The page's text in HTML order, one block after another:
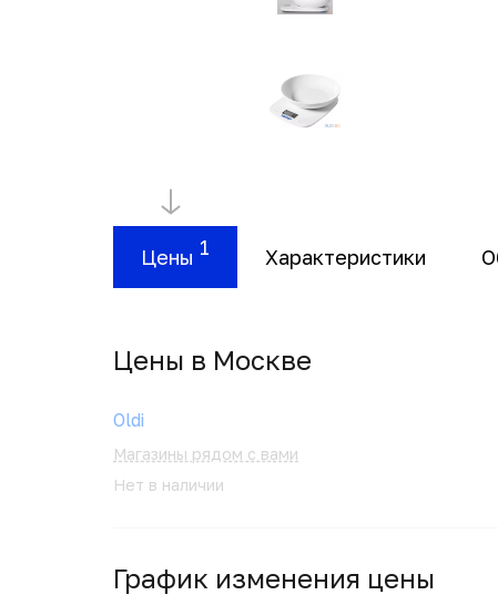
Цены 1 Характеристики
Цены в Москвe
Oldi
Магазины рядом с вами
Нет в наличии
График изменения цены